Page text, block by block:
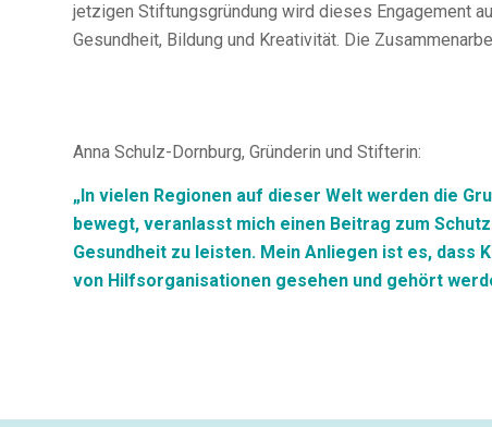
jetzigen Stiftungsgründung wird dieses Engagement
Gesundheit, Bildung und Kreativität. Die
Anna Schulz-Dornburg, Gründerin und Stifterin:
„In vielen Regionen auf dieser Welt werden die
bewegt, veranlasst mich einen Beitrag zum
Gesundheit zu leisten. Mein Anliegen ist es, dass
von Hilfsorganisationen gesehen und gehört